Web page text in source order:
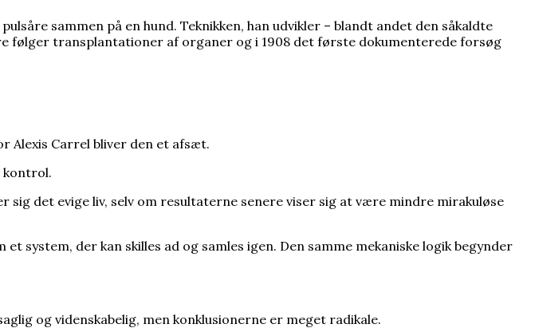
sammen på en hund. Teknikken, han udvikler – blandt andet den såkaldte
følger transplantationer af organer og i 1908 det første dokumenterede forsøg
Alexis Carrel bliver den et afsæt.
kontrol.
det evige liv, selv om resultaterne senere viser sig at være mindre mirakuløse
system, der kan skilles ad og samles igen. Den samme mekaniske logik begynder
og videnskabelig, men konklusionerne er meget radikale.